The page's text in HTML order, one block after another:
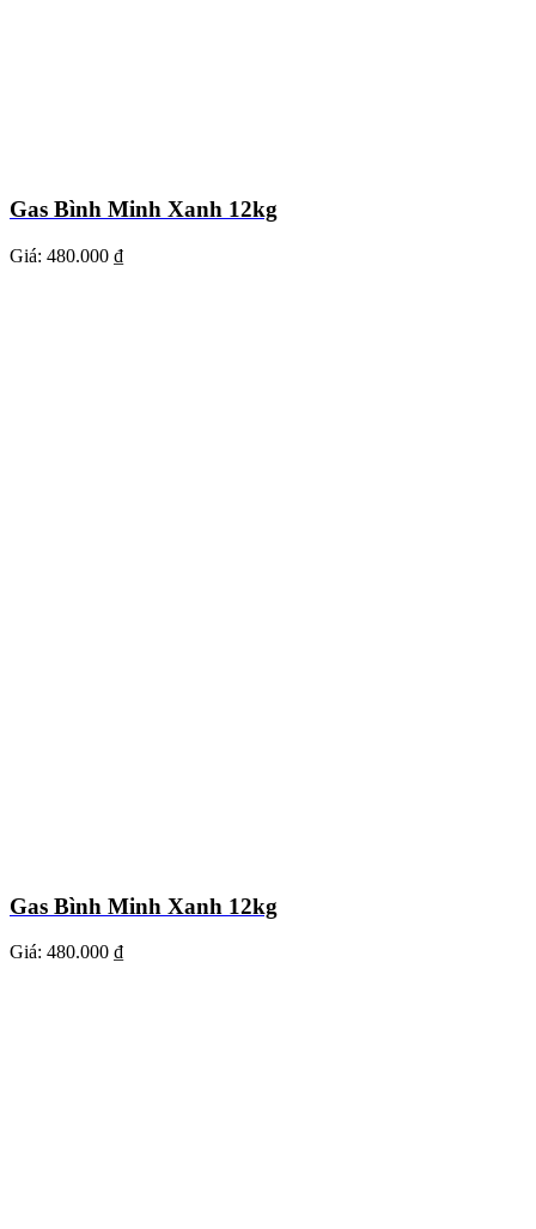
Gas Bình Minh Xanh 12kg
Giá: 480.000 ₫
Gas Bình Minh Xanh 12kg
Giá: 480.000 ₫